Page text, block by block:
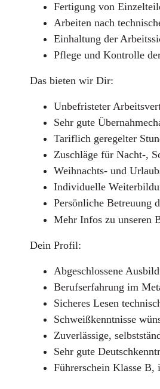
Fertigung von
Arbeiten nach
Einhaltung der
Pflege und Kontrolle
Das bieten wir Dir:
Unbefristeter
Sehr gute
Tariflich geregelter
Zuschläge für Nacht-,
Weihnachts- und
Individuelle
Persönliche Betreuung
Mehr Infos zu unseren
Dein Profil:
Abgeschlossene
Berufserfahrung im
Sicheres Lesen
Schweißkenntnisse
Zuverlässige,
Sehr gute
Führerschein Klasse B,